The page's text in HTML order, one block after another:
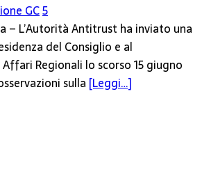
GC5
L’Autorità Antitrust ha inviato una
del Consiglio e al
Regionali lo scorso 15 giugno
sulla [Leggi…]